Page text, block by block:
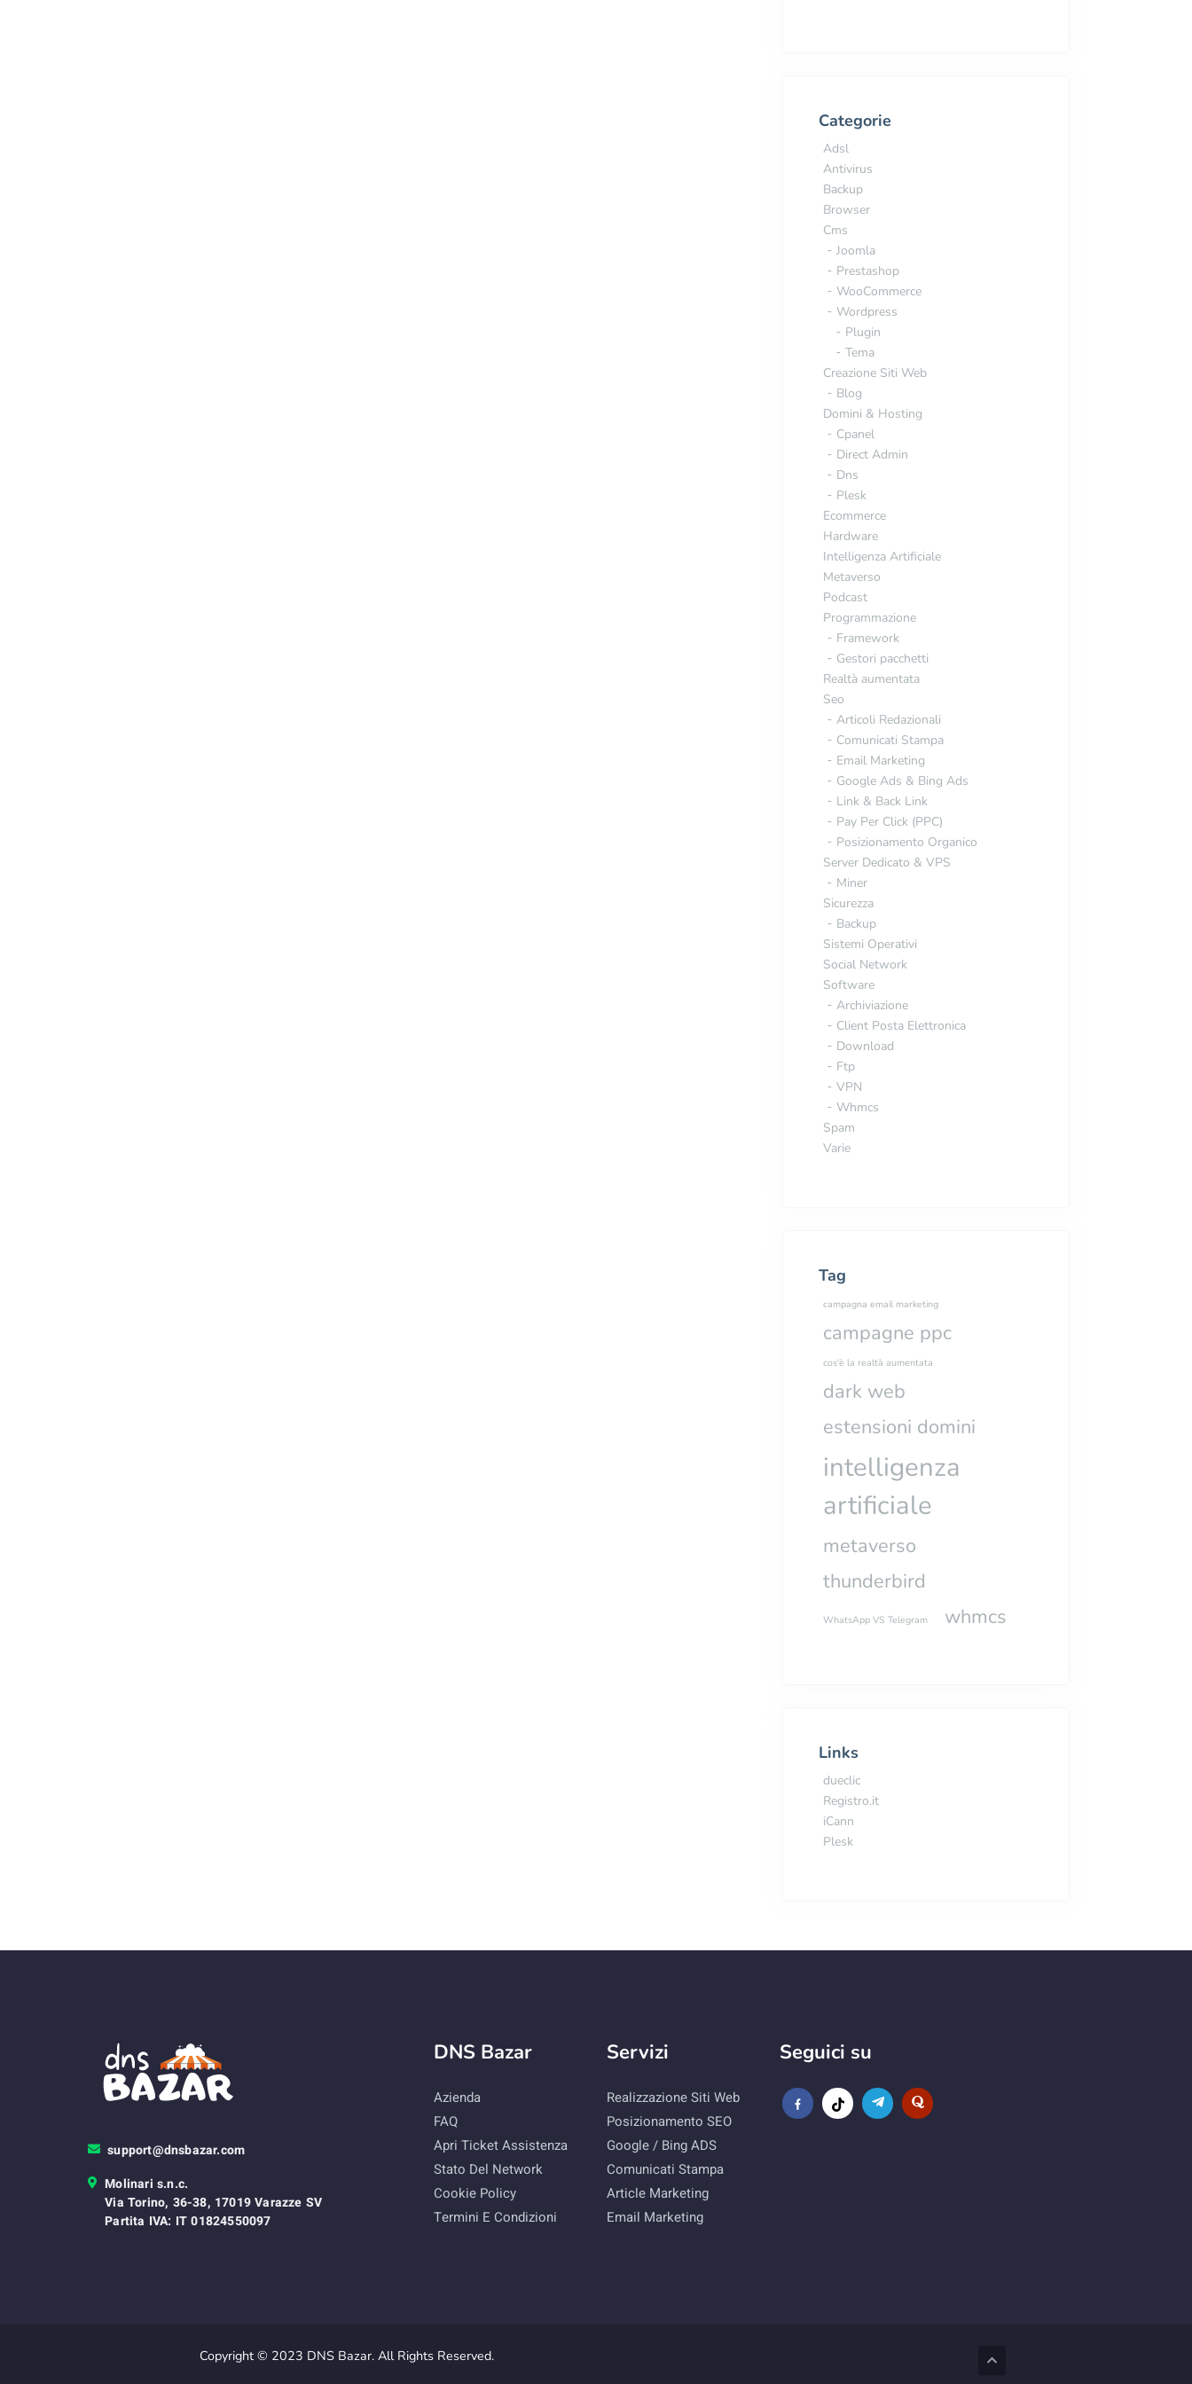
Categorie
Adsl
Antivirus
Backup
Browser
Cms
Joomla
Prestashop
WooCommerce
Wordpress
Plugin
Tema
Creazione Siti Web
Blog
Domini & Hosting
Cpanel
Direct Admin
Dns
Plesk
Ecommerce
Hardware
Intelligenza Artificiale
Metaverso
Podcast
Programmazione
Framework
Gestori pacchetti
Realtà aumentata
Seo
Articoli Redazionali
Comunicati Stampa
Email Marketing
Google Ads & Bing Ads
Link & Back Link
Pay Per Click (PPC)
Posizionamento Organico
Server Dedicato & VPS
Miner
Sicurezza
Backup
Sistemi Operativi
Social Network
Software
Archiviazione
Client Posta Elettronica
Download
Ftp
VPN
Whmcs
Spam
Varie
Tag
campagna email marketing
campagne ppc
cos'è la realtà aumentata
dark web
estensioni domini
intelligenza
artificiale
metaverso
thunderbird
WhatsApp VS Telegram whmcs
Links
dueclic
Registro.it
iCann
Plesk
support@dnsbazar.com
Molinari s.n.c.
Via Torino, 36-38, 17019 Varazze SV
Partita IVA: IT 01824550097
DNS Bazar
Azienda
FAQ
Apri Ticket Assistenza
Stato Del Network
Cookie Policy
Termini E Condizioni
Servizi
Realizzazione Siti Web
Posizionamento SEO
Google / Bing ADS
Comunicati Stampa
Article Marketing
Email Marketing
Seguici su
Copyright © 2023 DNS Bazar. All Rights Reserved.